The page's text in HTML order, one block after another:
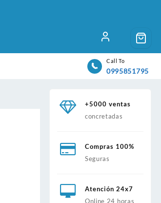
Call To
0995851795
+5000 ventas
concretadas
Compras 100%
Seguras
Atención 24x7
Online 24 horas